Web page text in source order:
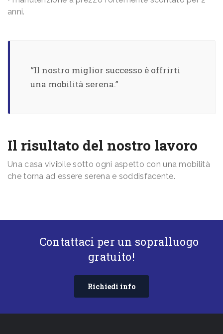
anni.
“Il nostro miglior successo è offrirti
una mobilità serena.”
Il risultato del nostro lavoro
Una casa vivibile sotto ogni aspetto con una mobilità
che torna ad essere serena e soddisfacente.
Contattaci per un sopralluogo
gratuito!
Richiedi info